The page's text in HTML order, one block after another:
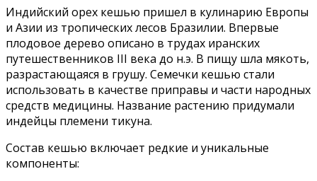
Индийский орех кешью пришел в кулинарию Европы
и Азии из тропических лесов Бразилии. Впервые
плодовое дерево описано в трудах иранских
путешественников III века до н.э. В пищу шла мякоть,
разрастающаяся в грушу. Семечки кешью стали
использовать в качестве приправы и части народных
средств медицины. Название растению придумали
индейцы племени тикуна.
Состав кешью включает редкие и уникальные
компоненты: